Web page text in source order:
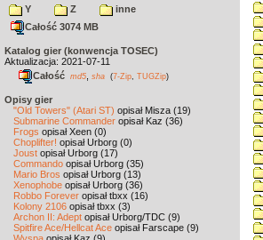
Y
Z
inne
Całość 3074 MB
Katalog gier (konwencja TOSEC)
Aktualizacja: 2021-07-11
Całość md5 sha (7-Zip TUGZip)
Opisy gier
"Old Towers" (Atari ST) opisał Misza (19)
Submarine Commander opisał Kaz (36)
Frogs opisał Xeen (0)
Choplifter! opisał Urborg (0)
Joust opisał Urborg (17)
Commando opisał Urborg (35)
Mario Bros opisał Urborg (13)
Xenophobe opisał Urborg (36)
Robbo Forever opisał tbxx (16)
Kolony 2106 opisał tbxx (3)
Archon II: Adept opisał Urborg/TDC (9)
Spitfire Ace/Hellcat Ace opisał Farscape (9)